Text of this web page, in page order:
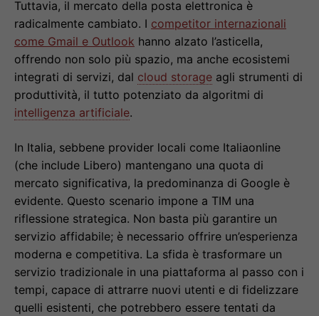
Tuttavia, il mercato della posta elettronica è
radicalmente cambiato. I competitor internazionali
come Gmail e Outlook hanno alzato l’asticella,
offrendo non solo più spazio, ma anche ecosistemi
integrati di servizi, dal cloud storage agli strumenti di
produttività, il tutto potenziato da algoritmi di
intelligenza artificiale.
In Italia, sebbene provider locali come Italiaonline
(che include Libero) mantengano una quota di
mercato significativa, la predominanza di Google è
evidente. Questo scenario impone a TIM una
riflessione strategica. Non basta più garantire un
servizio affidabile; è necessario offrire un’esperienza
moderna e competitiva. La sfida è trasformare un
servizio tradizionale in una piattaforma al passo con i
tempi, capace di attrarre nuovi utenti e di fidelizzare
quelli esistenti, che potrebbero essere tentati da